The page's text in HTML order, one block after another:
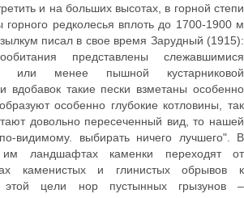
и на больших высотах, в горной степи
редколесья вплоть до 1700-1900 м
писал в свое время Зарудный (1915):
представлены слежавшимися
менее пышной кустарниковой
вдобавок такие пески взметаны особенно
особенно глубокие котловины, так
довольно пересеченный вид, то нашей
видимому. выбирать ничего лучшего". В
ландшафтах каменки переходят от
каменистых и глинистых обрывов к
этой цели нор пустынных грызунов –